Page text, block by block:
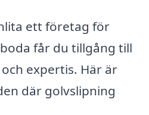
ett företag för
får du tillgång till
expertis. Här är
där golvslipning